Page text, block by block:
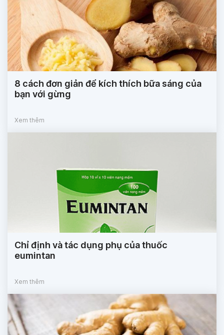
8 cách đơn giản để kích thích bữa sáng của
bạn với gừng
Xem thêm
Chỉ định và tác dụng phụ của thuốc
eumintan
Xem thêm